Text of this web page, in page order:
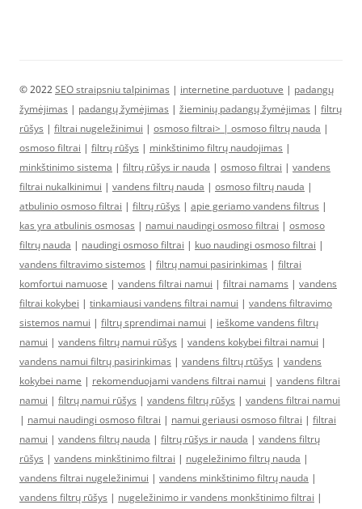
© 2022SEO straipsniu talpinimas | internetine parduotuve | padangų
žymėjimas | padangų žymėjimas | žieminių padangų žymėjimas | filtrų
rūšys | filtrai nugeležinimui | osmoso filtrai> | osmoso filtrų nauda |
osmoso filtrai | filtrų rūšys | minkštinimo filtrų naudojimas |
minkštinimo sistema | filtrų rūšys ir nauda | osmoso filtrai | vandens
filtrai nukalkinimui | vandens filtrų nauda | osmoso filtrų nauda |
atbulinio osmoso filtrai | filtrų rūšys | apie geriamo vandens filtrus |
kas yra atbulinis osmosas | namui naudingi osmoso filtrai | osmoso
filtrų nauda | naudingi osmoso filtrai | kuo naudingi osmoso filtrai |
vandens filtravimo sistemos | filtrų namui pasirinkimas | filtrai
komfortui namuose | vandens filtrai namui | filtrai namams | vandens
filtrai kokybei | tinkamiausi vandens filtrai namui | vandens filtravimo
sistemos namui | filtrų sprendimai namui | ieškome vandens filtrų
namui | vandens filtrų namui rūšys | vandens kokybei filtrai namui |
vandens namui filtrų pasirinkimas | vandens filtrų rtūšys | vandens
kokybei name | rekomenduojami vandens filtrai namui | vandens filtrai
namui | filtrų namui rūšys | vandens filtrų rūšys | vandens filtrai namui
| namui naudingi osmoso filtrai | namui geriausi osmoso filtrai | filtrai
namui | vandens filtrų nauda | filtrų rūšys ir nauda | vandens filtrų
rūšys | vandens minkštinimo filtrai | nugeležinimo filtrų nauda |
vandens filtrai nugeležinimui | vandens minkštinimo filtrų nauda |
vandens filtrų rūšys | nugeležinimo ir vandens monkštinimo filtrai |